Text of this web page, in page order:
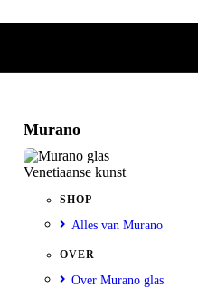
Murano
Venetiaanse kunst
SHOP
Alles van Murano
OVER
Over Murano glas